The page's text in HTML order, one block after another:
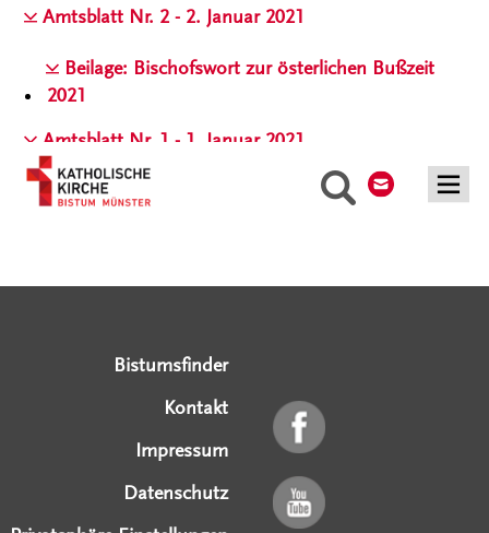
Suche
Amtsblatt Nr. 2 - 2. Januar 2021
Beilage: Bischofswort zur österlichen Bußzeit
2021
Amtsblatt Nr. 1 - 1. Januar 2021
Bistumsfinder
Kontakt
Impressum
Datenschutz